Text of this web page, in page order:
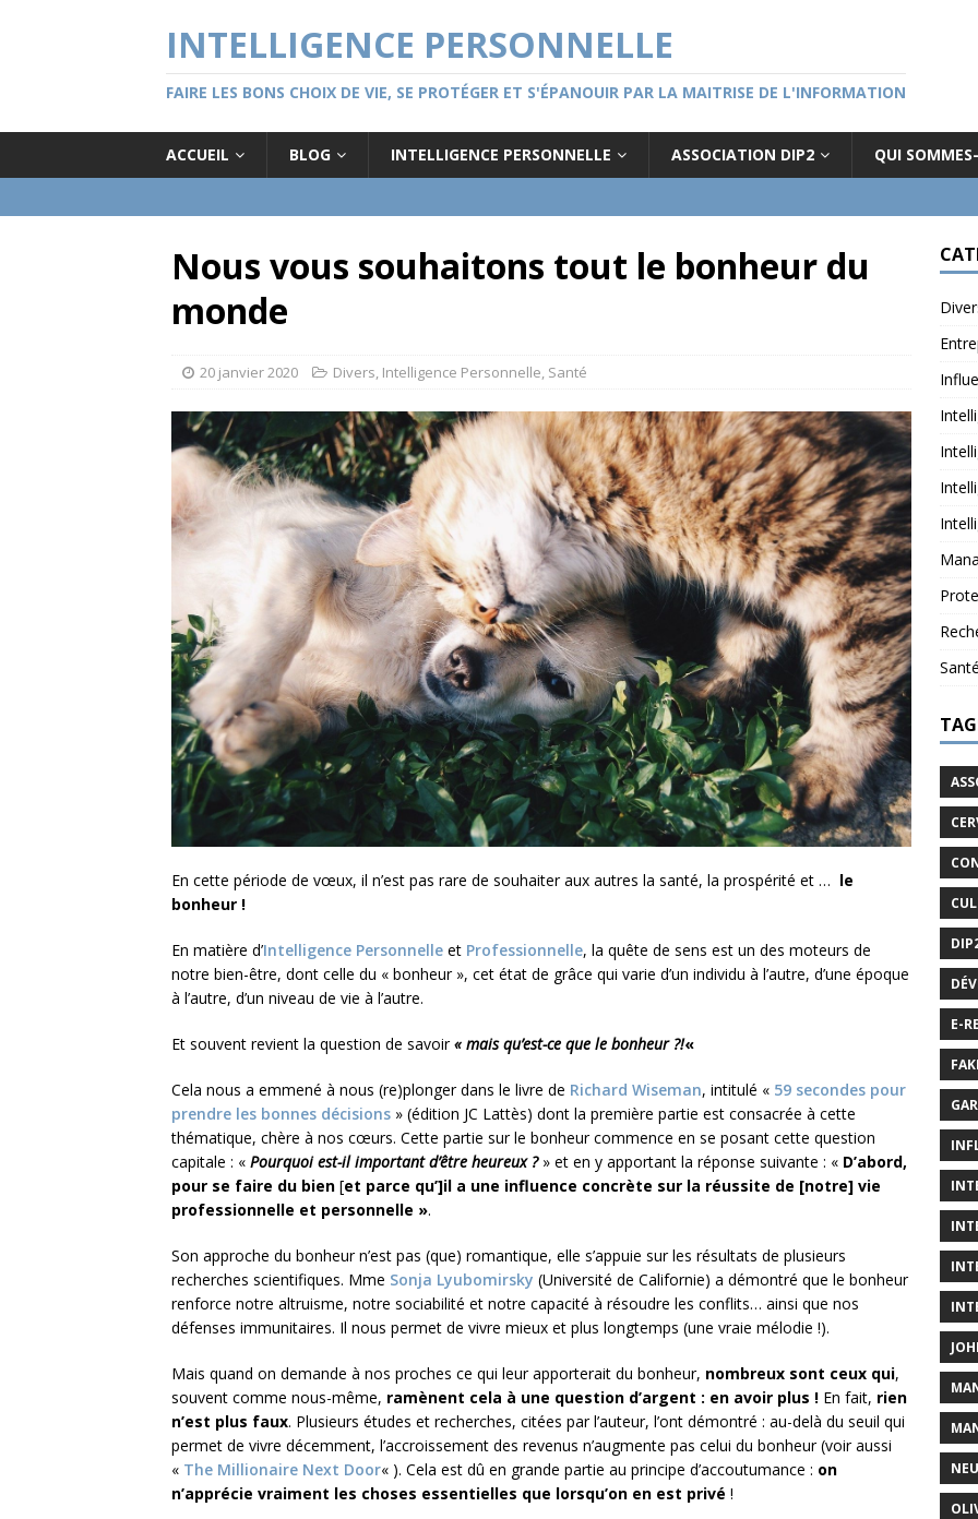
INTELLIGENCE PERSONNELLE
FAIRE LES BONS CHOIX DE VIE, SE PROTÉGER ET S'ÉPANOUIR PAR LA MAITRISE DE L'INFORMATION
ACCUEIL BLOG INTELLIGENCE PERSONNELLE ASSOCIATION DIP2 QUI
Nous vous souhaitons tout le bonheur du
monde
20 janvier 2020 Divers, Intelligence Personnelle, Santé
En cette période de vœux, il n’est pas rare de souhaiter aux autres la santé, la prospérité et … le
bonheur !
En matière d’Intelligence Personnelle et Professionnelle, la quête de sens est un des moteurs de
notre bien-être, dont celle du « bonheur », cet état de grâce qui varie d’un individu à l’autre, d’une époque
à l’autre, d’un niveau de vie à l’autre.
Et souvent revient la question de savoir« mais qu’est-ce que le bonheur ?!«
Cela nous a emmené à nous (re)plonger dans le livre de Richard Wiseman, intitulé « 59 secondes pour
prendre les bonnes décisions » (édition JC Lattès) dont la première partie est consacrée à cette
thématique, chère à nos cœurs. Cette partie sur le bonheur commence en se posant cette question
capitale : « Pourquoi est-il important d’être heureux ?» et en y apportant la réponse suivante : « D’abord,
pour se faire du bien [et parce qu’]il a une influence concrète sur la réussite de [notre] vie
professionnelle et personnelle ».
Son approche du bonheur n’est pas (que) romantique, elle s’appuie sur les résultats de plusieurs
recherches scientifiques. Mme Sonja Lyubomirsky (Université de Californie) a démontré que le bonheur
renforce notre altruisme, notre sociabilité et notre capacité à résoudre les conflits… ainsi que nos
défenses immunitaires. Il nous permet de vivre mieux et plus longtemps (une vraie mélodie !).
Mais quand on demande à nos proches ce qui leur apporterait du bonheur, nombreux sont ceux qui,
souvent comme nous-même, ramènent cela à une question d’argent : en avoir plus ! En fait, rien
n’est plus faux. Plusieurs études et recherches, citées par l’auteur, l’ont démontré : au-delà du seuil qui
permet de vivre décemment, l’accroissement des revenus n’augmente pas celui du bonheur (voir aussi
« The Millionaire Next Door« ). Cela est dû en grande partie au principe d’accoutumance : on
n’apprécie vraiment les choses essentielles que lorsqu’on en est privé !
Santé
E-